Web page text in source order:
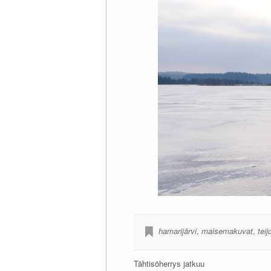
hamarijärvi, maisemakuvat,
Tähtisöherrys jatkuu